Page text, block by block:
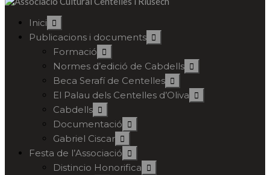
Inici
Publicacions i documents
Formació
Normes d’edició de Cabdells
Beca Serafí de Centelles
El Palau dels Centelles d’Oliva
Cabdells
Documentació
Gabriel Ciscar
Festa de l’Associació
Distincio Honorifica